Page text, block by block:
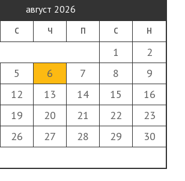
август 2026
С Ч П С Н
1
2
5 6 7 8
9
12 13 14 15
16
19 20 21 22
23
26 27 28 29
30